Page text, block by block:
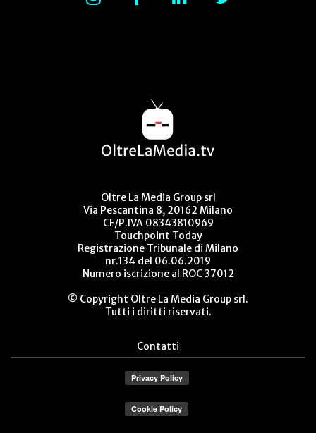
Oltre La Media Group srl
Via Pescantina 8, 20162 Milano
CF/P.IVA 08343810969
Touchpoint Today
Registrazione Tribunale di Milano
nr.134 del 06.06.2019
Numero iscrizione al ROC 37012
© Copyright Oltre La Media Group srl.
Tutti i diritti riservati.
Contatti